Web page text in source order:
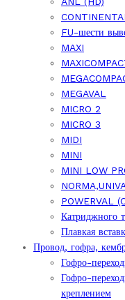
FU-шести
MAXI
MEGAVAL
MICRO 2
MICRO 3
MIDI
MINI
MINI LOW
POWERVAL
Катриджного
Плавкая
Провод, гофра,
Гофро-
Гофро-
креплением